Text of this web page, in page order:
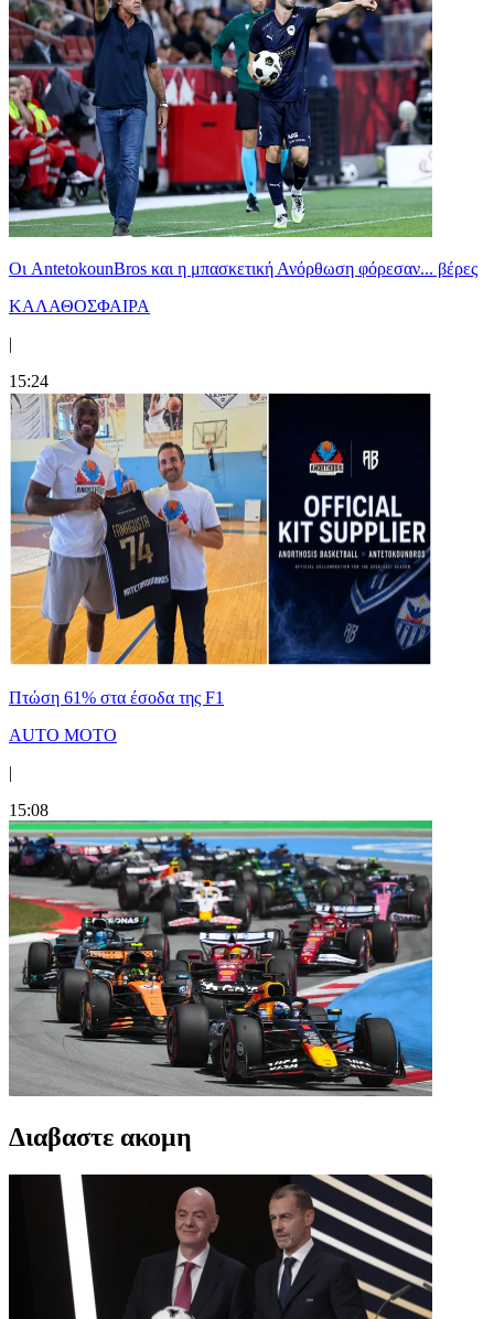
Oι AntetokounBros και η μπασκετική Ανόρθωση φόρεσαν... βέρες
ΚΑΛΑΘΟΣΦΑΙΡΑ
|
15:24
Πτώση 61% στα έσοδα της F1
AUTO MOTO
|
15:08
Διαβαστε ακομη